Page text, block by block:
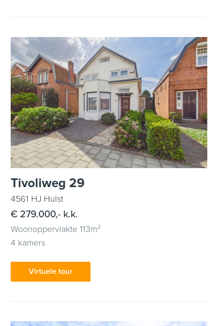
Tivoliweg 29
4561 HJ Hulst
€ 279.000,- k.k.
Woonoppervlakte 113m²
4 kamers
Virtuele tour